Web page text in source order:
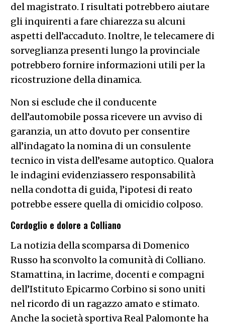
del magistrato. I risultati potrebbero aiutare
gli inquirenti a fare chiarezza su alcuni
aspetti dell’accaduto. Inoltre, le telecamere di
sorveglianza presenti lungo la provinciale
potrebbero fornire informazioni utili per la
ricostruzione della dinamica.
Non si esclude che il conducente
dell’automobile possa ricevere un avviso di
garanzia, un atto dovuto per consentire
all’indagato la nomina di un consulente
tecnico in vista dell’esame autoptico. Qualora
le indagini evidenziassero responsabilità
nella condotta di guida, l’ipotesi di reato
potrebbe essere quella di omicidio colposo.
Cordoglio e dolore a Colliano
La notizia della scomparsa di Domenico
Russo ha sconvolto la comunità di Colliano.
Stamattina, in lacrime, docenti e compagni
dell’Istituto Epicarmo Corbino si sono uniti
nel ricordo di un ragazzo amato e stimato.
Anche la società sportiva Real Palomonte ha